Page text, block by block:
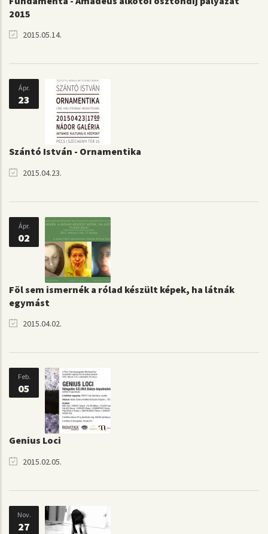
2015
2015.05.14.
Ápr.
23
Szántó István - Ornamentika
2015.04.23.
Ápr.
02
Föl sem ismernék a rólad készült képek, ha látnák
egymást
2015.04.02.
Feb.
05
Genius Loci
2015.02.05.
Nov.
27